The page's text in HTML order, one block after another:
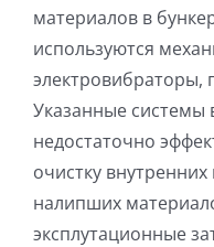
материалов в
используются
электровибраторы,
Указанные системы
недостаточно
очистку
налипших
эксплутационные